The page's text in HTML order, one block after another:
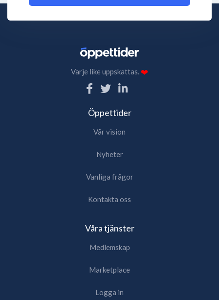
Varje like uppskattas.❤️
Öppettider
Vår vision
Nyheter
Vanliga frågor
Kontakta oss
Våra tjänster
Medlemskap
Marketplace
Logga in